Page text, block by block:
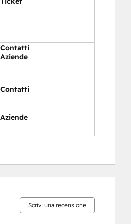
Contatti
Aziende
Contatti
Aziende
Scrivi una recensione
12%
9%25%49%